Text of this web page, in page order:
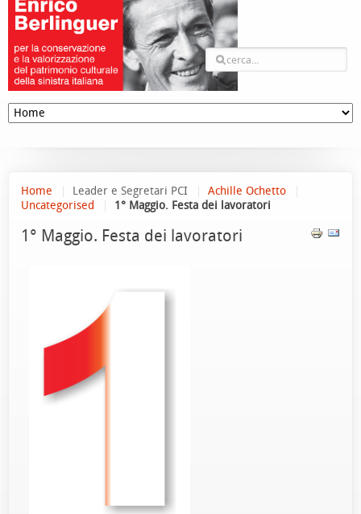
Home Leader e Segretari PCI
Achille Ochetto
Uncategorised
1° Maggio. Festa dei lavoratori
1° Maggio. Festa dei lavoratori